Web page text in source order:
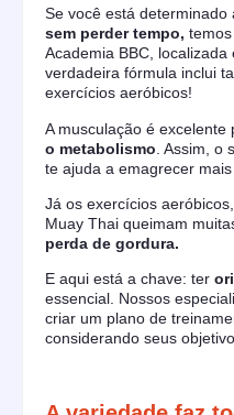
Se você está determinado
sem perder tempo,
Academia BBC, localizada
verdadeira fórmula inclui
exercícios aeróbicos!
A musculação é
o metabolismo . Assim,
te ajuda a emagrecer
Já os exercícios
Muay Thai queimam
perda de gordura.
E aqui está a chave: ter
essencial. Nossos
criar um plano de
considerando seus